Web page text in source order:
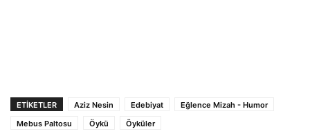
ETIKETLER Aziz Nesin Edebiyat
Eğlence Mizah - Humor
Mebus Paltosu
Öykü Öyküler